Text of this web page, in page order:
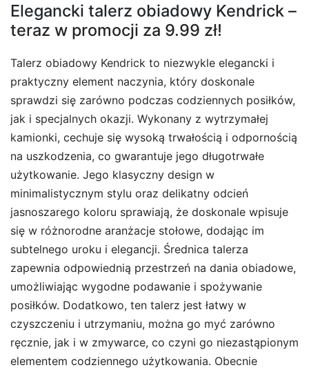
Elegancki talerz obiadowy Kendrick –
teraz w promocji za 9.99 zł!
Talerz obiadowy Kendrick to niezwykle elegancki i
praktyczny element naczynia, który doskonale
sprawdzi się zarówno podczas codziennych posiłków,
jak i specjalnych okazji. Wykonany z wytrzymałej
kamionki, cechuje się wysoką trwałością i odpornością
na uszkodzenia, co gwarantuje jego długotrwałe
użytkowanie. Jego klasyczny design w
minimalistycznym stylu oraz delikatny odcień
jasnoszarego koloru sprawiają, że doskonale wpisuje
się w różnorodne aranżacje stołowe, dodając im
subtelnego uroku i elegancji. Średnica talerza
zapewnia odpowiednią przestrzeń na dania obiadowe,
umożliwiając wygodne podawanie i spożywanie
posiłków. Dodatkowo, ten talerz jest łatwy w
czyszczeniu i utrzymaniu, można go myć zarówno
ręcznie, jak i w zmywarce, co czyni go niezastąpionym
elementem codziennego użytkowania. Obecnie